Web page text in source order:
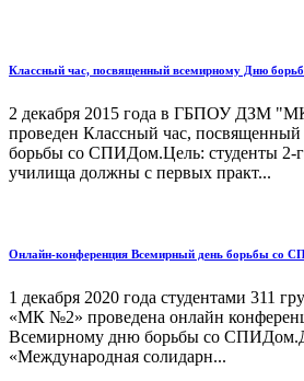
Классный час, посвященный всемирному Дню
2 декабря 2015 года в ГБПОУ ДЗМ
проведен Классный час,
борьбы со СПИДом.Цель: студенты 2-
училища должны с первых практ...
Онлайн-конференция Всемирный день борьбы со
1 декабря 2020 года студентами 311
«МК №2» проведена онлайн
Всемирному дню борьбы со
«Международная солидарн...